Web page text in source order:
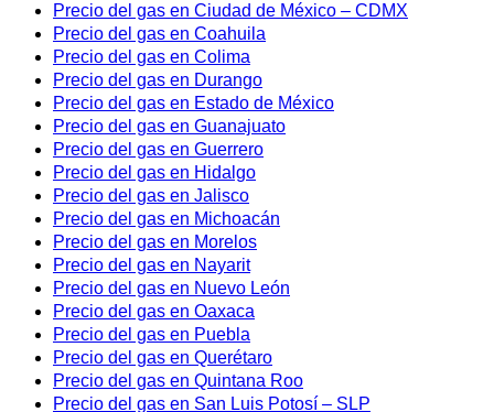
Precio del gas en Ciudad de México – CDMX
Precio del gas en Coahuila
Precio del gas en Colima
Precio del gas en Durango
Precio del gas en Estado de México
Precio del gas en Guanajuato
Precio del gas en Guerrero
Precio del gas en Hidalgo
Precio del gas en Jalisco
Precio del gas en Michoacán
Precio del gas en Morelos
Precio del gas en Nayarit
Precio del gas en Nuevo León
Precio del gas en Oaxaca
Precio del gas en Puebla
Precio del gas en Querétaro
Precio del gas en Quintana Roo
Precio del gas en San Luis Potosí – SLP